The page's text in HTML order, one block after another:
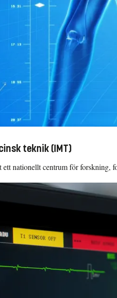
teknik (IMT)
ett nationellt centrum för